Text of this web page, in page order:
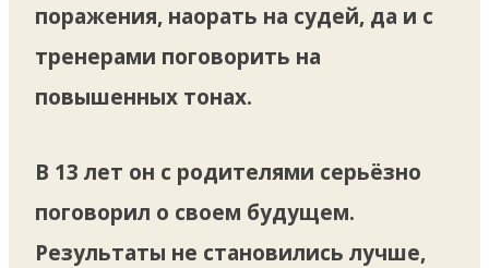
поражения, наорать на судей, да и с
тренерами поговорить на
повышенных тонах.
В 13 лет он с родителями серьёзно
поговорил о своем будущем.
Результаты не становились лучше,